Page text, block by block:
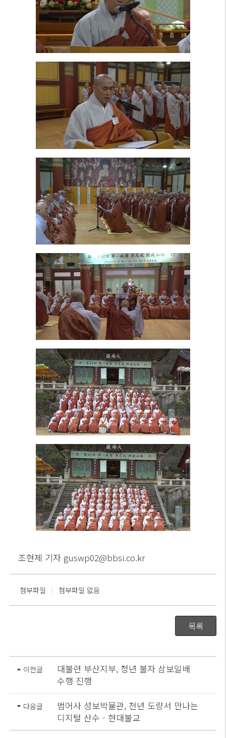
조현제 기자 guswp02@bbsi.co.kr
첨부파일 | 첨부파일 없음
목록
이전글
대불련 부산지부, 청년 불자 삼보일배
수행 진행
다음글
범어사 성보박물관, 천년 도량서 만나는
디지털 산수 - 현대불교